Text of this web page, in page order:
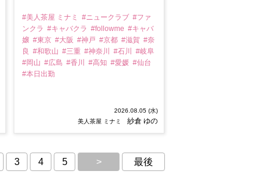
#美人茶屋 ミナミ #ニュークラブ #ファ
ンクラ #キャバクラ #followme #キャバ
嬢 #東京 #大阪 #神戸 #京都 #滋賀 #奈
良 #和歌山 #三重 #神奈川 #石川
#岐阜
#岡山 #広島 #香川 #高知 #愛媛 #仙台
#本日出勤
2026.08.05 (水)
美人茶屋 ミナミ
紗倉 ゆの
3 4 5 > 最後